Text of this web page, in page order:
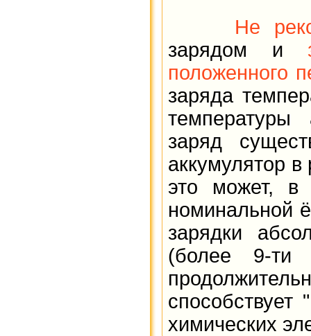
Не
зарядом и
положенного
заряда
температуры
заряд
аккумулятор
это может, в
номинальной
зарядки
(более 9-ти
способствует
химических